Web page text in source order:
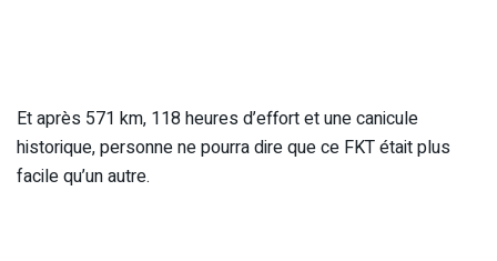
Et après 571 km, 118 heures d’effort et une canicule
historique, personne ne pourra dire que ce FKT était plus
facile qu’un autre.